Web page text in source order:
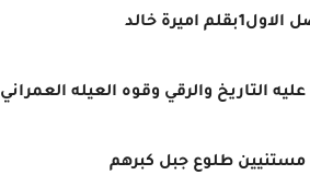
اميرة خالد
التاريخ والرقي وقوه العيله العمراني
طلوع جبل كبرهم